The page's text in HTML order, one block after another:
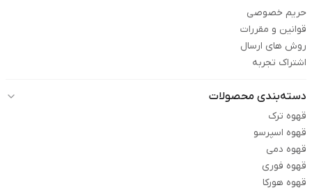
حریم خصوصی
قوانین و مقررات
روش های ارسال
اشتراک تجربه
دسته‌بندی محصولات
قهوه ترک
قهوه اسپرسو
قهوه دمی
قهوه فوری
قهوه هورکا